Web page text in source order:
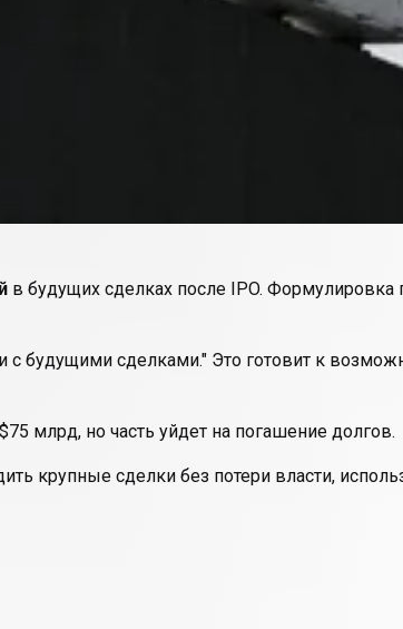
в будущих сделках после IPO.
с будущими сделками." Это готовит к
млрд, но часть уйдет на погашение долгов.
крупные сделки без потери власти,